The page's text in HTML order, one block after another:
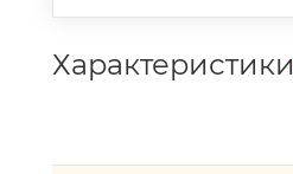
Характеристики